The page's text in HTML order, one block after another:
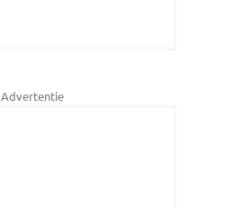
Advertentie